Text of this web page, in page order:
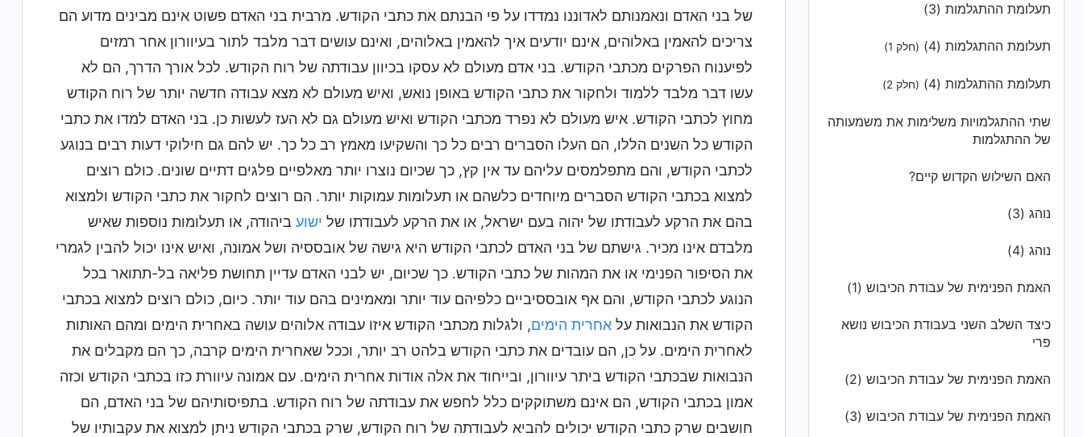
תעלומת ההתגלמות (3)
תעלומת ההתגלמות (4) (חלק 1)
תעלומת ההתגלמות (4) (חלק 2)
שתי ההתגלמויות משלימות את משמעותה
של ההתגלמות
האם השילוש הקדוש קיים?
נוהג (3)
נוהג (4)
האמת הפנימית של עבודת הכיבוש (1)
כיצד השלב השני בעבודת הכיבוש נושא
פרי
האמת הפנימית של עבודת הכיבוש (2)
האמת הפנימית של עבודת הכיבוש (3)
של בני האדם ונאמנותם לאדוננו נמדדו על פי הבנתם את כתבי הקודש. מרבית בני האדם פשוט אינם מבינים מדוע הם
צריכים להאמין באלוהים, אינם יודעים איך להאמין באלוהים, ואינם עושים דבר מלבד לתור בעיוורון אחר רמזים
לפיענוח הפרקים מכתבי הקודש. בני אדם מעולם לא עסקו בכיוון עבודתה של רוח הקודש. לכל אורך הדרך, הם לא
עשו דבר מלבד ללמוד ולחקור את כתבי הקודש באופן נואש, ואיש מעולם לא מצא עבודה חדשה יותר של רוח הקודש
מחוץ לכתבי הקודש. איש מעולם לא נפרד מכתבי הקודש ואיש מעולם גם לא העז לעשות כן. בני האדם למדו את כתבי
הקודש כל השנים הללו, הם העלו הסברים רבים כל כך והשקיעו מאמץ רב כל כך. יש להם גם חילוקי דעות רבים בנוגע
לכתבי הקודש, והם מתפלמסים עליהם עד אין קץ, כך שכיום נוצרו יותר מאלפיים פלגים דתיים שונים. כולם רוצים
למצוא בכתבי הקודש הסברים מיוחדים כלשהם או תעלומות עמוקות יותר. הם רוצים לחקור את כתבי הקודש ולמצוא
בהם את הרקע לעבודתו של יהוה בעם ישראל, או את הרקע לעבודתו של ישוע ביהודה, או תעלומות נוספות שאיש
מלבדם אינו מכיר. גישתם של בני האדם לכתבי הקודש היא גישה של אובססיה ושל אמונה, ואיש אינו יכול להבין לגמרי
את הסיפור הפנימי או את המהות של כתבי הקודש. כך שכיום, יש לבני האדם עדיין תחושת פליאה בל-תתואר בכל
הנוגע לכתבי הקודש, והם אף אובססיביים כלפיהם עוד יותר ומאמינים בהם עוד יותר. כיום, כולם רוצים למצוא בכתבי
הקודש את הנבואות עלאחרית הימים, ולגלות מכתבי הקודש איזו עבודה אלוהים עושה באחרית הימים ומהם האותות
לאחרית הימים. על כן, הם עובדים את כתבי הקודש בלהט רב יותר, וככל שאחרית הימים קרבה, כך הם מקבלים את
הנבואות שבכתבי הקודש ביתר עיוורון, ובייחוד את אלה אודות אחרית הימים. עם אמונה עיוורת כזו בכתבי הקודש וכזה
אמון בכתבי הקודש, הם אינם משתוקקים כלל לחפש את עבודתה של רוח הקודש. בתפיסותיהם של בני האדם, הם
חושבים שרק כתבי הקודש יכולים להביא לעבודתה של רוח הקודש, שרק בכתבי הקודש ניתן למצוא את עקבותיו של